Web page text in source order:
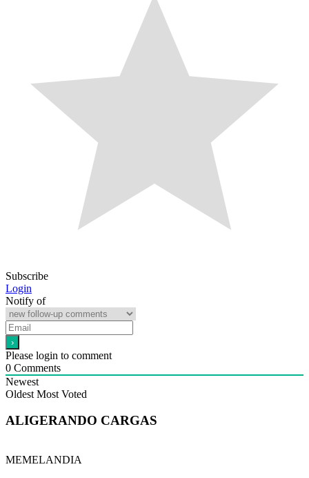
Subscribe
Login
Notify of
Please login to comment
0 Comments
Newest
Oldest Most Voted
ALIGERANDO CARGAS
MEMELANDIA